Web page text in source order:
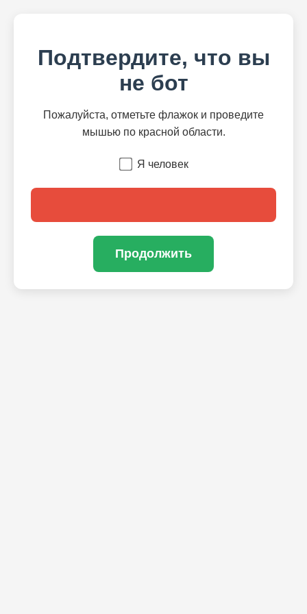
Подтвердите, что вы
не бот
Пожалуйста, отметьте флажок и проведите
мышью по красной области.
Я человек
Продолжить